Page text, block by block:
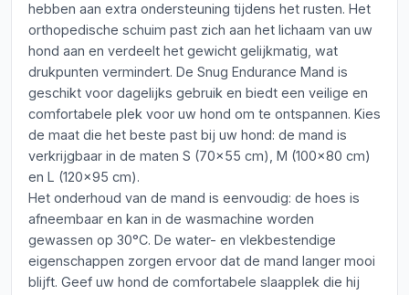
hebben aan extra ondersteuning tijdens het rusten. Het
orthopedische schuim past zich aan het lichaam van uw
hond aan en verdeelt het gewicht gelijkmatig, wat
drukpunten vermindert. De Snug Endurance Mand is
geschikt voor dagelijks gebruik en biedt een veilige en
comfortabele plek voor uw hond om te ontspannen. Kies
de maat die het beste past bij uw hond: de mand is
verkrijgbaar in de maten S (70x55 cm), M (100x80 cm)
en L (120x95 cm).
Het onderhoud van de mand is eenvoudig: de hoes is
afneembaar en kan in de wasmachine worden
gewassen op 30°C. De water- en vlekbestendige
eigenschappen zorgen ervoor dat de mand langer mooi
blijft. Geef uw hond de comfortabele slaapplek die hij